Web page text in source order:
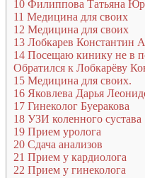
10 Филиппова Татьяна
11 Медицина для своих
12 Медицина для своих
13 Лобкарев Константин
14 Посещаю кинику не в
Обратился к Лобкарёву
15 Медицина для своих.
16 Яковлева Дарья
17 Гинеколог Буеракова
18 УЗИ коленного сустава
19 Прием уролога
20 Сдача анализов
21 Прием у кардиолога
22 Прием у гинеколога